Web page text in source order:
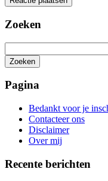
Zoeken
Zoeken
zoeken
Pagina
Bedankt voor je
Contacteer ons
Disclaimer
Over mij
Recente berichten